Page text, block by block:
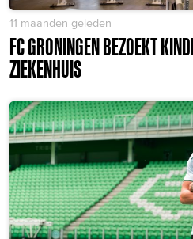
11 maanden geleden
FC GRONINGEN BEZOEKT
ZIEKENHUIS